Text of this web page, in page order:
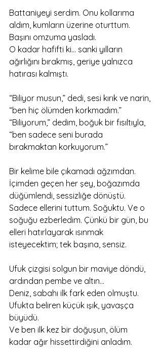
Battaniyeyi serdim. Onu kollarıma
aldım, kumların üzerine oturttum.
Başını omzuma yasladı.
O kadar hafifti ki… sanki yılların
ağırlığını bırakmış, geriye yalnızca
hatırası kalmıştı.
“Biliyor musun,” dedi, sesi kırık ve narin,
“ben hiç ölümden korkmadım.”
“Biliyorum,” dedim, boğuk bir fısıltıyla,
“ben sadece seni burada
bırakmaktan korkuyorum.”
Bir kelime bile çıkamadı ağzımdan.
İçimden geçen her şey, boğazımda
düğümlendi, sessizliğe dönüştü.
Sadece ellerini tuttum. Soğuktu. Ve o
soğuğu ezberledim. Çünkü bir gün, bu
elleri hatırlayarak ısınmak
isteyecektim; tek başına, sensiz.
Ufuk çizgisi solgun bir maviye döndü,
ardından pembe ve altın…
Deniz, sabahı ilk fark eden olmuştu.
Ufukta beliren küçük ışık, yavaşça
büyüdü.
Ve ben ilk kez bir doğuşun, ölüm
kadar ağır hissettirdiğini anladım.